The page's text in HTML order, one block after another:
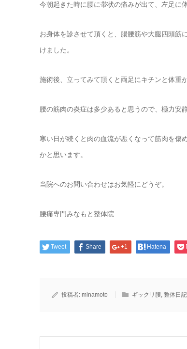
今朝起きた時に腰に帯状の痛みが出て、左足に
お身体を診させて頂くと、腸腰筋や大腿四頭筋
けました。
施術後、立ってみて頂くと両足にキチンと体重
腰の筋肉の炎症は多少あると思うので、極力安
寒い日が続くと肉の血流が悪くなって筋肉を傷
かと思います。
当院へのお問い合わせはお気軽にどうぞ。
腰痛専門みなもと整体院
Tweet Share +1 Hatena
投稿者: minamoto ギックリ腰, 整体日記